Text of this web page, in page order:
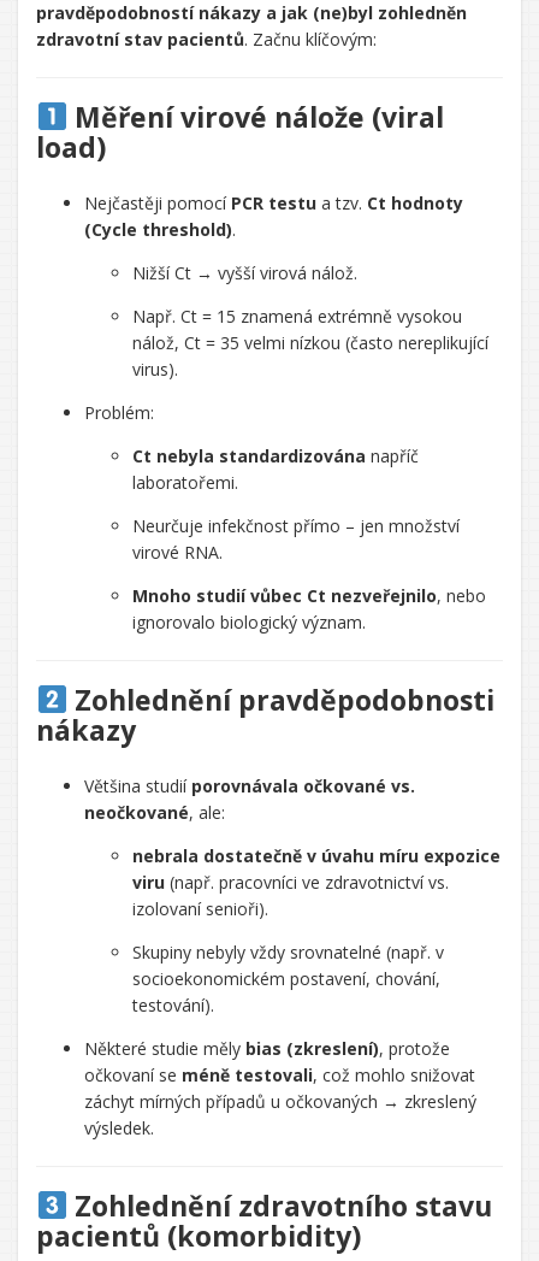
pravděpodobností nákazy a jak (ne)byl zohledněn
zdravotní stav pacientů. Začnu klíčovým:
Měření virové nálože (viral
load)
Nejčastěji pomocí PCR testu a tzv. Ct hodnoty
(Cycle threshold).
Nižší Ct → vyšší virová nálož.
Např. Ct = 15 znamená extrémně vysokou
nálož, Ct = 35 velmi nízkou (často nereplikující
virus).
Problém:
Ct nebyla standardizována napříč
laboratořemi.
Neurčuje infekčnost přímo – jen množství
virové RNA.
Mnoho studií vůbec Ct nezveřejnilo, nebo
ignorovalo biologický význam.
Zohlednění pravděpodobnosti
nákazy
Většina studií porovnávala očkované vs.
neočkované, ale:
nebrala dostatečně v úvahu míru expozice
viru (např. pracovníci ve zdravotnictví vs.
izolovaní senioři).
Skupiny nebyly vždy srovnatelné (např. v
socioekonomickém postavení, chování,
testování).
Některé studie měly bias (zkreslení), protože
očkovaní se méně testovali, což mohlo snižovat
záchyt mírných případů u očkovaných → zkreslený
výsledek.
Zohlednění zdravotního stavu
pacientů (komorbidity)